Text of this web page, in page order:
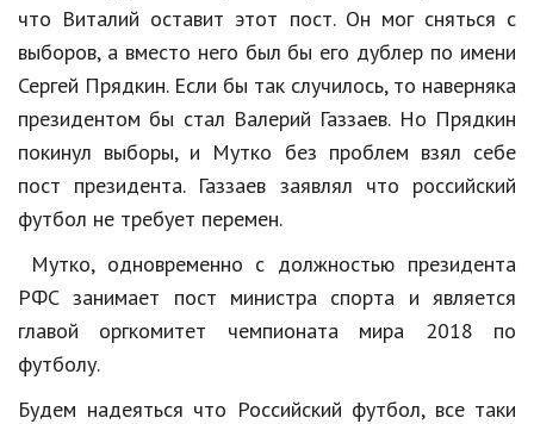
Красота и здоровье
Hi-Tech. Интернет
Авто, мото
Дом и сад
Недвижимость
Спорт и фитнес
Психология и отношения
Творчество и рукоделие
Разное
что Виталий оставит этот пост. Он мог сняться с
выборов, а вместо него был бы его дублер по имени
Сергей Прядкин. Если бы так случилось, то наверняка
президентом бы стал Валерий Газзаев. Но Прядкин
покинул выборы, и Мутко без проблем взял себе
пост президента. Газзаев заявлял что российский
футбол не требует перемен.
Мутко, одновременно с должностью президента
РФС занимает пост министра спорта и является
главой оргкомитет чемпионата мира 2018 по
футболу.
Будем надеяться что Российский футбол, все таки